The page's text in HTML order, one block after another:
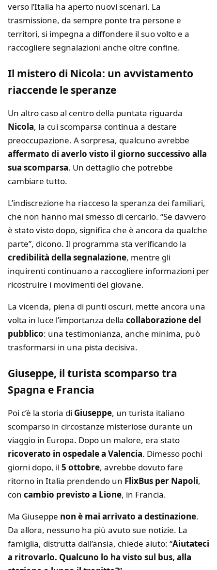
verso l’Italia ha aperto nuovi scenari. La
trasmissione, da sempre ponte tra persone e
territori, si impegna a diffondere il suo volto e a
raccogliere segnalazioni anche oltre confine.
Il mistero di Nicola: un avvistamento
riaccende le speranze
Un altro caso al centro della puntata riguarda
Nicola, la cui scomparsa continua a destare
preoccupazione. A sorpresa, qualcuno avrebbe
affermato di averlo visto il giorno successivo alla
sua scomparsa. Un dettaglio che potrebbe
cambiare tutto.
L’indiscrezione ha riacceso la speranza dei familiari,
che non hanno mai smesso di cercarlo. “Se davvero
è stato visto dopo, significa che è ancora da qualche
parte”, dicono. Il programma sta verificando la
credibilità della segnalazione, mentre gli
inquirenti continuano a raccogliere informazioni per
ricostruire i movimenti del giovane.
La vicenda, piena di punti oscuri, mette ancora una
volta in luce l’importanza della collaborazione del
pubblico: una testimonianza, anche minima, può
trasformarsi in una pista decisiva.
Giuseppe, il turista scomparso tra
Spagna e Francia
Poi c’è la storia di Giuseppe, un turista italiano
scomparso in circostanze misteriose durante un
viaggio in Europa. Dopo un malore, era stato
ricoverato in ospedale a Valencia. Dimesso pochi
giorni dopo, il 5 ottobre, avrebbe dovuto fare
ritorno in Italia prendendo un FlixBus per Napoli,
con cambio previsto a Lione, in Francia.
Ma Giuseppe non è mai arrivato a destinazione.
Da allora, nessuno ha più avuto sue notizie. La
famiglia, distrutta dall’ansia, chiede aiuto: “Aiutateci
a ritrovarlo. Qualcuno lo ha visto sul bus, alla